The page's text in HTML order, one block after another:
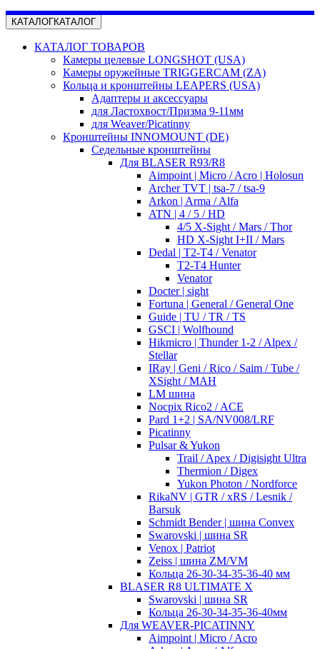
КАТАЛОГКАТАЛОГ
КАТАЛОГ ТОВАРОВ
Камеры целевые LONGSHOT (USA)
Камеры оружейные TRIGGERCAM (ZA)
Кольца и кронштейны LEAPERS (USA)
Адаптеры и аксессуары
для Ластохвост/Призма 9-11мм
для Weaver/Picatinny
Кронштейны INNOMOUNT (DE)
Седельные кронштейны
Для BLASER R93/R8
Aimpoint | Micro / Acro | Holosun
Archer TVT | tsa-7 / tsa-9
Arkon | Arma / Alfa
ATN | 4 / 5 / HD
4/5 X-Sight / Mars / Thor
HD X-Sight I+II / Mars
Dedal | T2-T4 / Venator
T2-T4 Hunter
Venator
Docter | sight
Fortuna | General / General One
Guide | TU / TR / TS
GSCI | Wolfhound
Hikmicro | Thunder 1-2 / Alpex /
Stellar
IRay | Geni / Rico / Saim / Tube /
XSight / MAH
LM шина
Nocpix Rico2 / ACE
Pard 1+2 | SA/NV008/LRF
Picatinny
Pulsar & Yukon
Trail / Apex / Digisight Ultra
Thermion / Digex
Yukon Photon / Nordforce
RikaNV | GTR / xRS / Lesnik /
Barsuk
Schmidt Bender | шина Convex
Swarovski | шина SR
Venox | Patriot
Zeiss | шина ZM/VM
Кольца 26-30-34-35-36-40 мм
BLASER R8 ULTIMATE X
Swarovski | шина SR
Кольца 26-30-34-35-36-40мм
Для WEAVER-PICATINNY
Aimpoint | Micro / Acro